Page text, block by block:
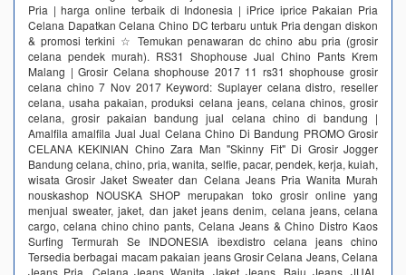
Pria | harga online terbaik di Indonesia | iPrice iprice Pakaian Pria
Celana Dapatkan Celana Chino DC terbaru untuk Pria dengan diskon
& promosi terkini ☆ Temukan penawaran dc chino abu pria (grosir
celana pendek murah). RS31 Shophouse Jual Chino Pants Krem
Malang | Grosir Celana shophouse 2017 11 rs31 shophouse grosir
celana chino 7 Nov 2017 Keyword: Suplayer celana distro, reseller
celana, usaha pakaian, produksi celana jeans, celana chinos, grosir
celana, grosir pakaian bandung jual celana chino di bandung |
Amalfila amalfila Jual Jual Celana Chino Di Bandung PROMO Grosir
CELANA KEKINIAN Chino Zara Man "Skinny Fit" Di Grosir Jogger
Bandung celana, chino, pria, wanita, selfie, pacar, pendek, kerja, kuiah,
wisata Grosir Jaket Sweater dan Celana Jeans Pria Wanita Murah
nouskashop NOUSKA SHOP merupakan toko grosir online yang
menjual sweater, jaket, dan jaket jeans denim, celana jeans, celana
cargo, celana chino chino pants, Celana Jeans & Chino Distro Kaos
Surfing Termurah Se INDONESIA ibexdistro celana jeans chino
Tersedia berbagai macam pakaian jeans Grosir Celana Jeans, Celana
Jeans Pria, Celana Jeans Wanita, Jaket Jeans, Baju Jeans. JUAL